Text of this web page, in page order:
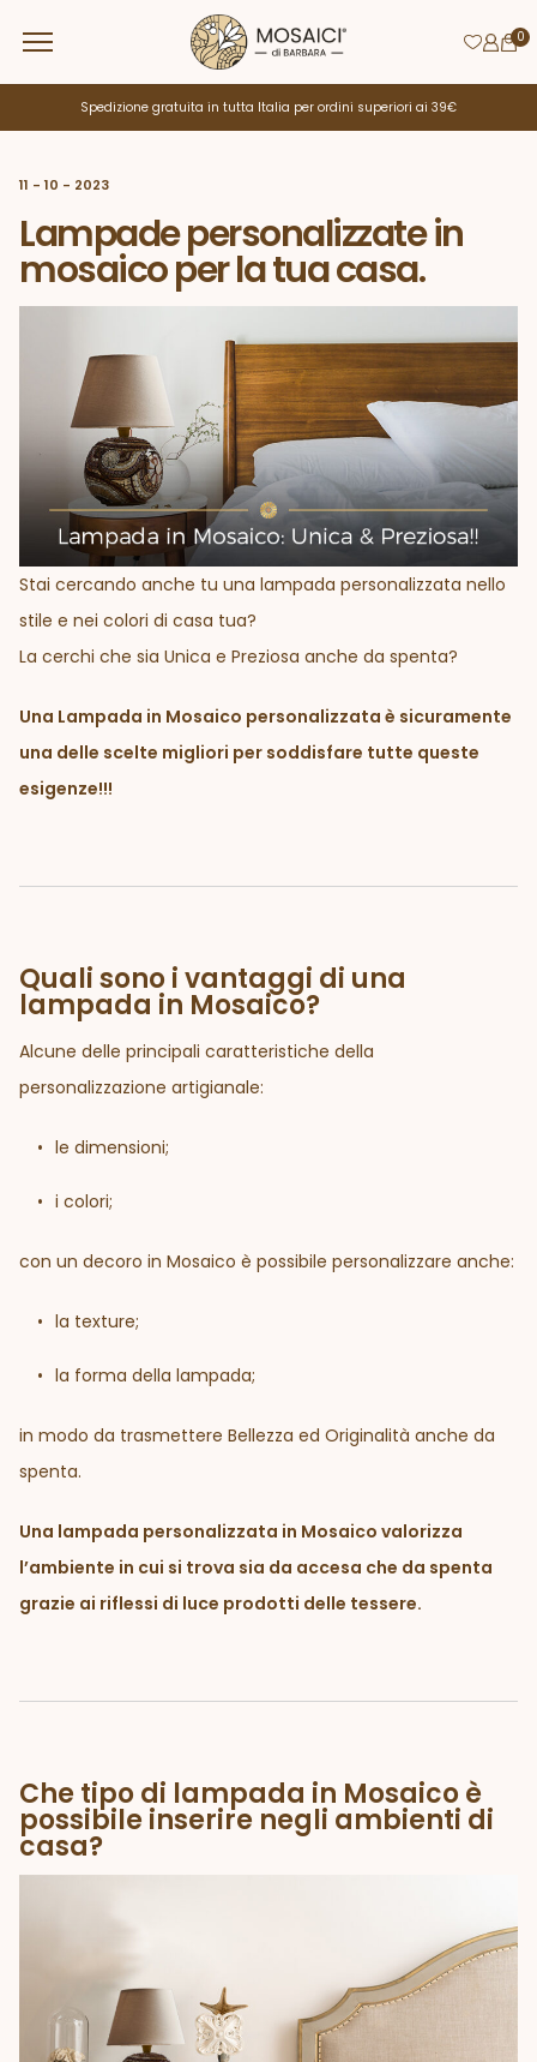
Spedizione gratuita in tutta Italia per ordini superiori ai 39€
11 - 10 - 2023
Lampade personalizzate in
mosaico per la tua casa.
Stai cercando anche tu una lampada personalizzata nello
stile e nei colori di casa tua?
La cerchi che sia Unica e Preziosa anche da spenta?
Una Lampada in Mosaico personalizzata è sicuramente
una delle scelte migliori per soddisfare tutte queste
esigenze!!!
Quali sono i vantaggi di una
lampada in Mosaico?
Alcune delle principali caratteristiche della
personalizzazione artigianale:
le dimensioni;
i colori;
con un decoro in Mosaico è possibile personalizzare anche:
la texture;
la forma della lampada;
in modo da trasmettere Bellezza ed Originalità anche da
spenta.
Una lampada personalizzata in Mosaico valorizza
l’ambiente in cui si trova sia da accesa che da spenta
grazie ai riflessi di luce prodotti delle tessere.
Che tipo di lampada in Mosaico è
possibile inserire negli ambienti di
casa?
0